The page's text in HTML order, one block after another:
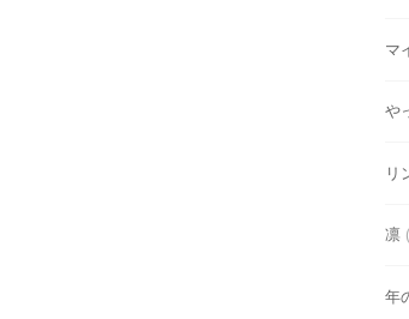
マ
や
リ
凛
年